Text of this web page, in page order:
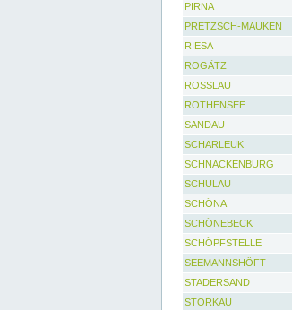
PIRNA
PRETZSCH-MAUKEN
RIESA
ROGÄTZ
ROSSLAU
ROTHENSEE
SANDAU
SCHARLEUK
SCHNACKENBURG
SCHULAU
SCHÖNA
SCHÖNEBECK
SCHÖPFSTELLE
SEEMANNSHÖFT
STADERSAND
STORKAU